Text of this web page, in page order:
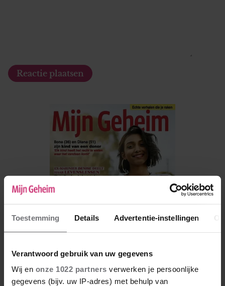
Toestemming Details Advertentie-instellingen
Verantwoord gebruik van uw gegevens
Wij en onze 1022 partners verwerken je persoonlijke
gegevens (bijv. uw IP-adres) met behulp van
De nieuwe Mijn Geheim ligt nu in de winkel